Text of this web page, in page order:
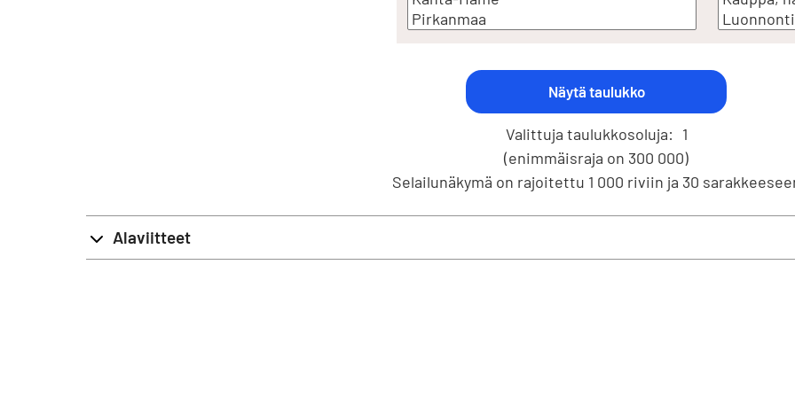
Valittuja taulukkosoluja: 1
(enimmäisraja on 300 000)
Selailunäkymä on rajoitettu 1 000 riviin ja 30
Alaviitteet